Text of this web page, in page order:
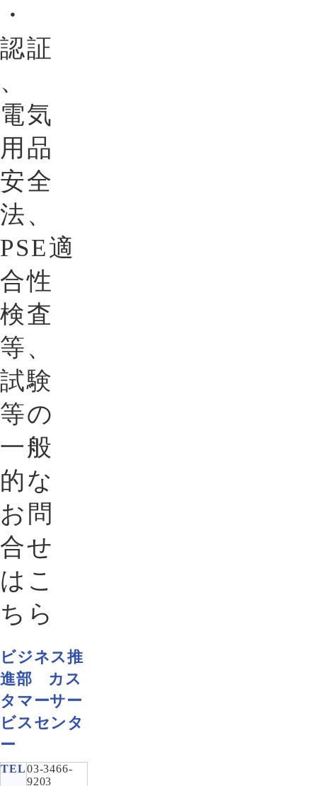
・
認証
、
電気
用品
安全
法、
PSE適
合性
検査
等、
試験
等の
一般
的な
お問
合せ
はこ
ちら
ビジネス推
進部 カス
タマーサー
ビスセンタ
ー
TEL03-3466-
9203